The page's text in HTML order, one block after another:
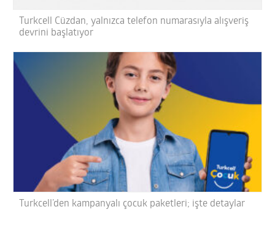
Turkcell Cüzdan, yalnızca telefon numarasıyla alışveriş
devrini başlatıyor
Turkcell’den kampanyalı çocuk paketleri; işte detaylar